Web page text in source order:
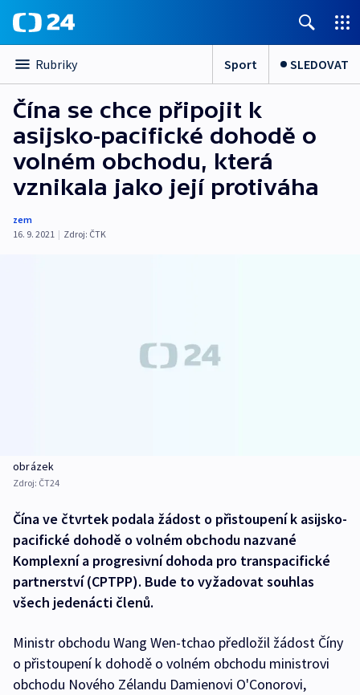
Rubriky Sport SLEDOVAT
Čína se chce připojit k
asijsko-pacifické dohodě o
volném obchodu, která
vznikala jako její protiváha
zem
16. 9. 2021 | Zdroj: ČTK
obrázek
Zdroj: ČT24
Čína ve čtvrtek podala žádost o přistoupení k asijsko-
pacifické dohodě o volném obchodu nazvané
Komplexní a progresivní dohoda pro transpacifické
partnerství (CPTPP). Bude to vyžadovat souhlas
všech jedenácti členů.
Ministr obchodu Wang Wen-tchao předložil žádost Číny
o přistoupení k dohodě o volném obchodu ministrovi
obchodu Nového Zélandu Damienovi O'Conorovi,